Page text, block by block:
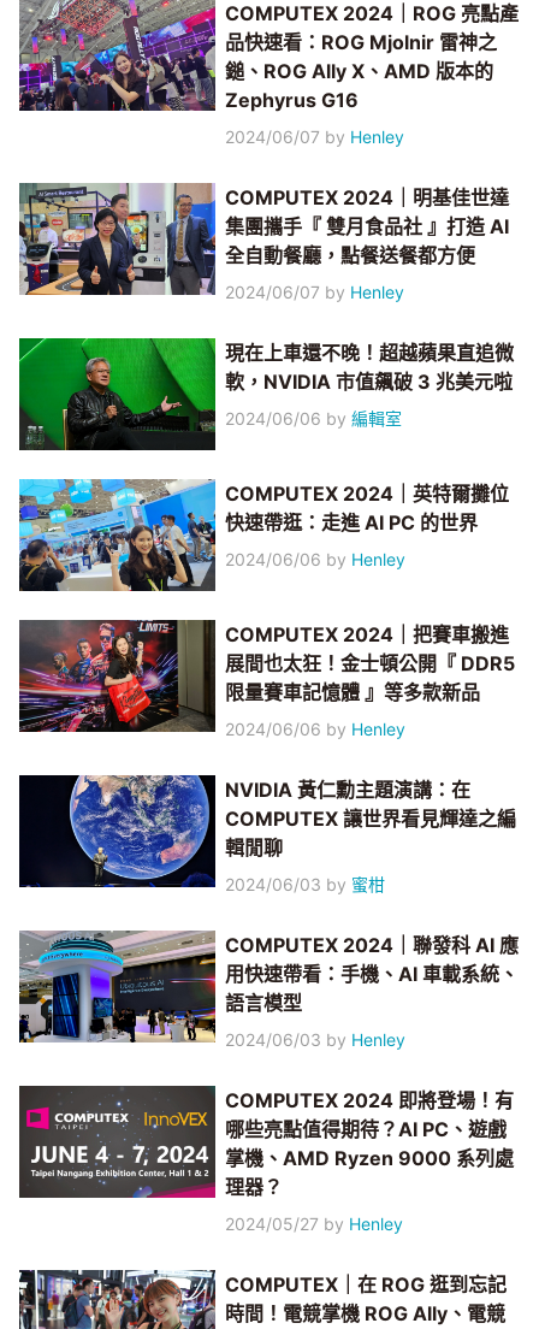
COMPUTEX 2024｜ROG 亮點產
品快速看：ROG Mjolnir 雷神之
鎚、ROG Ally X、AMD 版本的
Zephyrus G16
2024/06/07 by Henley
COMPUTEX 2024｜明基佳世達
集團攜手『 雙月食品社 』打造 AI
全自動餐廳，點餐送餐都方便
2024/06/07 by Henley
現在上車還不晚！超越蘋果直追微
軟，NVIDIA 市值飆破 3 兆美元啦
2024/06/06 by編輯室
COMPUTEX 2024｜英特爾攤位
快速帶逛：走進 AI PC 的世界
2024/06/06 by Henley
COMPUTEX 2024｜把賽車搬進
展間也太狂！金士頓公開『 DDR5
限量賽車記憶體 』等多款新品
2024/06/06 by Henley
NVIDIA 黃仁勳主題演講：在
COMPUTEX 讓世界看見輝達之編
輯閒聊
2024/06/03 by 蜜柑
COMPUTEX 2024｜聯發科 AI 應
用快速帶看：手機、AI 車載系統、
語言模型
2024/06/03 by Henley
COMPUTEX 2024 即將登場！有
哪些亮點值得期待？AI PC、遊戲
掌機、AMD Ryzen 9000 系列處
理器？
2024/05/27 by Henley
COMPUTEX｜在 ROG 逛到忘記
時間！電競掌機 ROG Ally、電競